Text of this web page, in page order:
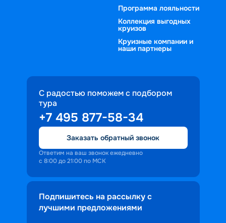
Программа лояльности
Коллекция выгодных
круизов
Круизные компании и
наши партнеры
С радостью поможем с подбором
тура
+7 495 877-58-34
Заказать обратный звонок
Ответим на ваш звонок ежедневно
с 8:00 до 21:00 по МСК
Подпишитесь на рассылку с
лучшими предложениями